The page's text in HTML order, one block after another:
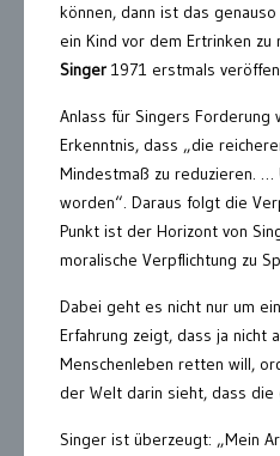
können, dann ist das
ein Kind vor dem Ertrinken
Singer 1971 erstmals
Anlass für Singers Forderung
Erkenntnis, dass „die
Mindestmaß zu reduzieren. …
worden“. Daraus folgt die
Punkt ist der Horizont von
moralische Verpflichtung zu
Dabei geht es nicht nur um
Erfahrung zeigt, dass ja nicht
Menschenleben retten will,
der Welt darin sieht, dass die
Singer ist überzeugt: „Mein